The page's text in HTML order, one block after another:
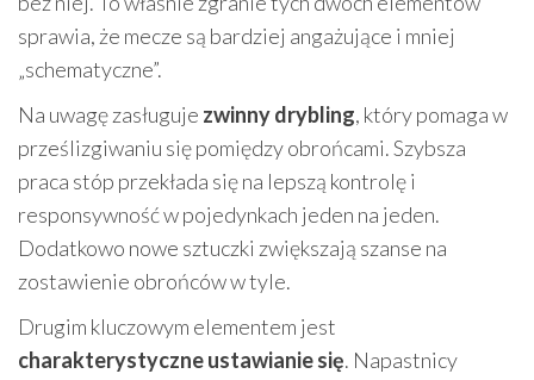
sprawia, że mecze są bardziej angażujące i mniej
„schematyczne”.
Na uwagę zasługuje zwinny drybling, który pomaga w
prześlizgiwaniu się pomiędzy obrońcami. Szybsza
praca stóp przekłada się na lepszą kontrolę i
responsywność w pojedynkach jeden na jeden.
Dodatkowo nowe sztuczki zwiększają szanse na
zostawienie obrońców w tyle.
Drugim kluczowym elementem jest
charakterystyczne ustawianie się. Napastnicy